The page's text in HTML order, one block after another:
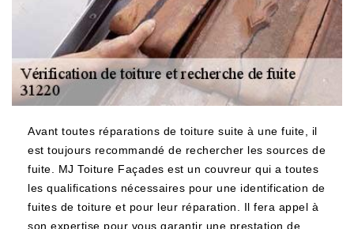
Avant toutes réparations de toiture suite à une fuite, il
est toujours recommandé de rechercher les sources de
fuite. MJ Toiture Façades est un couvreur qui a toutes
les qualifications nécessaires pour une identification de
fuites de toiture et pour leur réparation. Il fera appel à
son expertise pour vous garantir une prestation de